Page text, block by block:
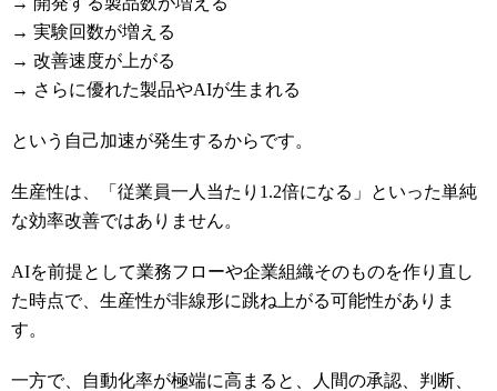
→ 実験回数が増える
→ 改善速度が上がる
→ さらに優れた製品やAIが生まれる
という自己加速が発生するからです。
生産性は、「従業員一人当たり1.2倍になる」といった単純
な効率改善ではありません。
AIを前提として業務フローや企業組織そのものを作り直し
た時点で、生産性が非線形に跳ね上がる可能性がありま
す。
一方で、自動化率が極端に高まると、人間の承認、判断、